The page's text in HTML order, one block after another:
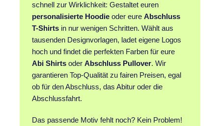
schnell zur Wirklichkeit: Gestaltet euren
personalisierte Hoodie oder eure Abschluss
T-Shirts in nur wenigen Schritten. Wählt aus
tausenden Designvorlagen, ladet eigene Logos
hoch und findet die perfekten Farben für eure
Abi Shirts oder Abschluss Pullover. Wir
garantieren Top-Qualität zu fairen Preisen, egal
ob für den Abschluss, das Abitur oder die
Abschlussfahrt.
Das passende Motiv fehlt noch? Kein Problem!